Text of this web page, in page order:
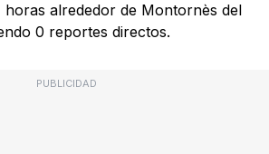
horas alrededor de Montornès del
0 reportes directos.
PUBLICIDAD